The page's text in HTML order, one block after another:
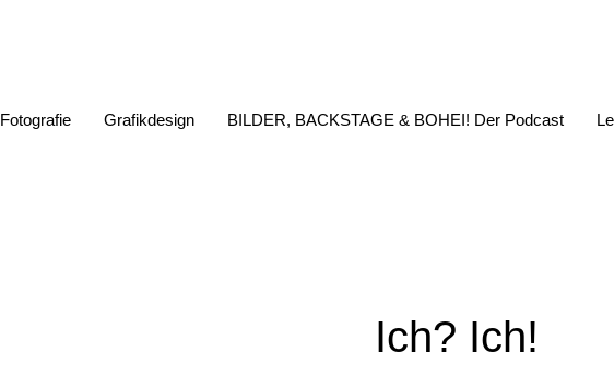
Fotografie Grafikdesign BILDER, BACKSTAGE & BOHEI! Der Podcast
Ich? Ich!